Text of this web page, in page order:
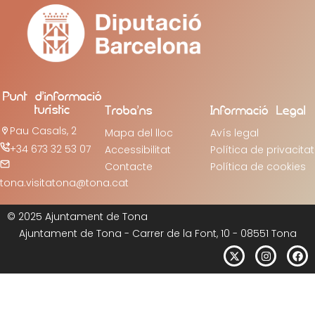
Punt d’informació
turístic
Pau Casals, 2
+34 673 32 53 07
tona.visitatona@tona.cat
Troba’ns
Mapa del lloc
Accessibilitat
Contacte
Informació Legal
Avís legal
Política de privacitat
Política de cookies
© 2025 Ajuntament de Tona
Ajuntament de Tona - Carrer de la Font, 10 - 08551 Tona